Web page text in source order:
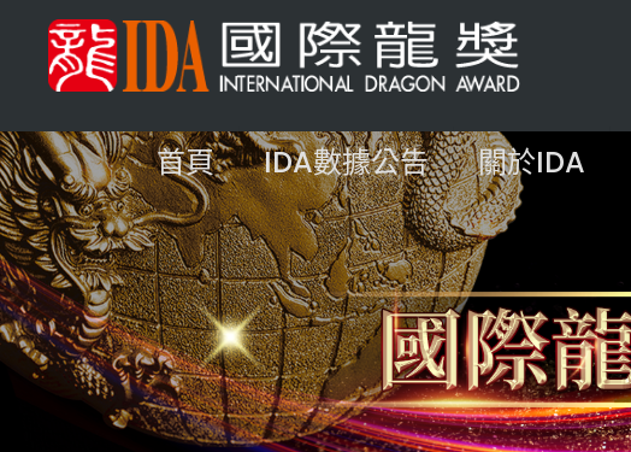
首頁 IDA數據公告 關於IDA